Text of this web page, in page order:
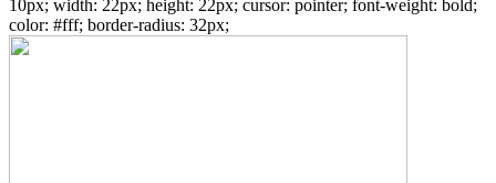
10px; width: 22px; height: 22px; cursor: pointer; font-weight: bold;
color: #fff; border-radius: 32px;